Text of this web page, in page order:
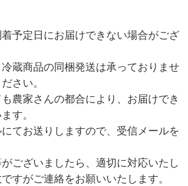
予定日にお届けできない場合がござ
蔵商品の同梱発送は承っておりませ
さい。
農家さんの都合により、お届けでき
す。
てお送りしますので、受信メールを
ございましたら、適切に対応いたし
すがご連絡をお願いいたします。